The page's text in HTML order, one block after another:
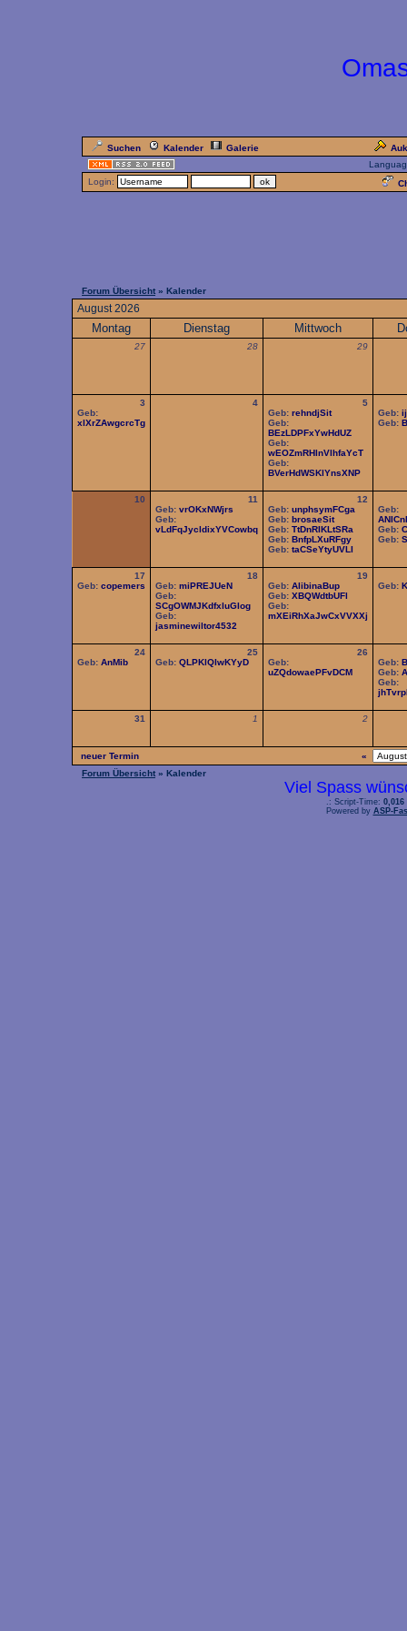
Suchen Kalender Galerie
Login:
Forum Übersicht » Kalender
August 2026
Montag Dienstag Mittwoch
27 28 29
3
Geb:
xlXrZAwgcrcTg
4
5
Geb: rehndjSit
Geb:
BEzLDPFxYwHdUZ
Geb:
wEOZmRHlnVlhfaYcT
Geb:
BVerHdWSKlYnsXNP
Geb:
Geb:
10
11
Geb: vrOKxNWjrs
Geb:
vLdFqJycldixYVCowbq
12
Geb: unphsymFCga
Geb: brosaeSit
Geb: TtDnRIKLtSRa
Geb: BnfpLXuRFgy
Geb: taCSeYtyUVLI
Geb:
Geb:
Geb:
17
Geb: copemers
18
Geb: miPREJUeN
Geb:
SCgOWMJKdfxluGIog
Geb:
jasminewiltor4532
19
Geb: AlibinaBup
Geb: XBQWdtbUFl
Geb:
mXEiRhXaJwCxVVXXj
Geb:
24
Geb: AnMib
25
Geb: QLPKlQIwKYyD
26
Geb:
uZQdowaePFvDCM
Geb:
Geb:
Geb:
31 1 2
neuer Termin
«
Forum Übersicht » Kalender
Viel Spass
.: Script-Time: 0,016
Powered by ASP-